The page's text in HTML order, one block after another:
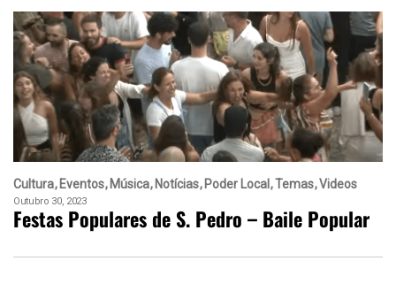
Cultura Eventos Música Notícias Poder Local Temas Videos
Outubro 30, 2023
Festas Populares de S. Pedro – Baile Popular